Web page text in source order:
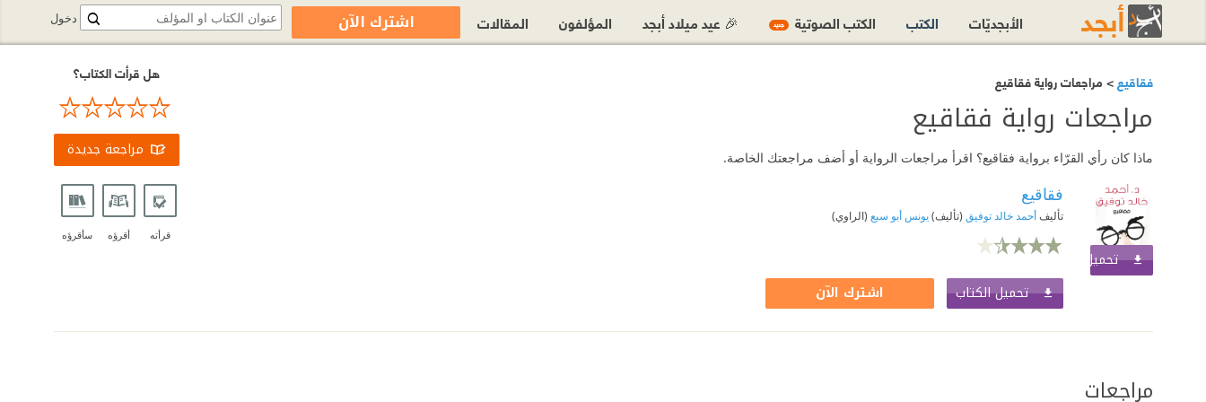
فقاقيع> مراجعات رواية فقاقيع
مراجعات رواية فقاقيع
ماذا كان رأي القرّاء برواية فقاقيع؟ اقرأ مراجعات الرواية أو أضف مراجعتك الخاصة.
تحميل الكتاب اشترك الآن
فقاقيع
تأليفأحمد خالد توفيق (تأليف)يونس أبو سبع (الراوي)
تحميل الكتاب اشترك الآن
هل قرأت الكتاب؟
مراجعة جديدة
قرأته أقرؤه سأقرؤه
مراجعات
دخول الأبجديّات الكتب الكتب الصوتية جديد 🎉 عيد ميلاد أبجد المؤلفون المقالات اشترك الآن